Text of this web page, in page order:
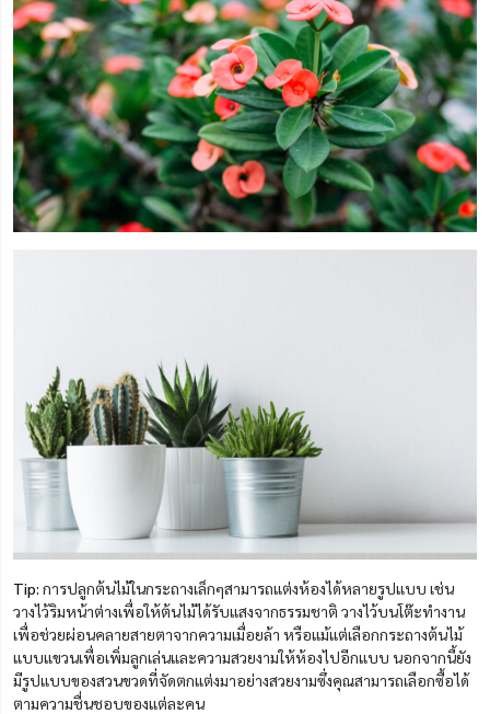
Tip: การปลูกต้นไม้ในกระถางเล็กๆสามารถแต่งห้องได้หลายรูปแบบ เช่น
วางไว้ริมหน้าต่างเพื่อให้ต้นไม้ได้รับแสงจากธรรมชาติ วางไว้บนโต๊ะทำงาน
เพื่อช่วยผ่อนคลายสายตาจากความเมื่อยล้า หรือแม้แต่เลือกกระถางต้นไม้
แบบแขวนเพื่อเพิ่มลูกเล่นและความสวยงามให้ห้องไปอีกแบบ นอกจากนี้ยัง
มีรูปแบบของสวนขวดที่จัดตกแต่งมาอย่างสวยงามซึ่งคุณสามารถเลือกซื้อได้
ตามความชื่นชอบของแต่ละคน